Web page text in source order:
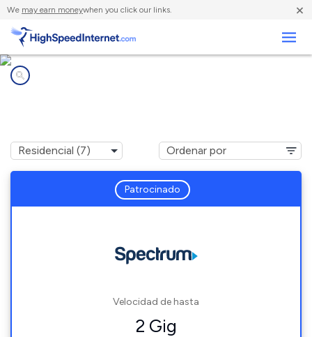
We may earn moneywhen you click our links. ×
Patrocinado
Velocidad de hasta
2 Gig